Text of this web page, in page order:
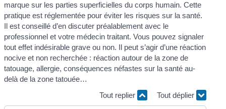
marque sur les parties superficielles du corps humain. Cette
pratique est réglementée pour éviter les risques sur la santé.
Il est conseillé d’en discuter préalablement avec le
professionnel et votre médecin traitant. Vous pouvez signaler
tout effet indésirable grave ou non. Il peut s’agir d’une réaction
nocive et non recherchée : réaction autour de la zone de
tatouage, allergie, conséquences néfastes sur la santé au-
delà de la zone tatouée…
Tout replier
Tout déplier